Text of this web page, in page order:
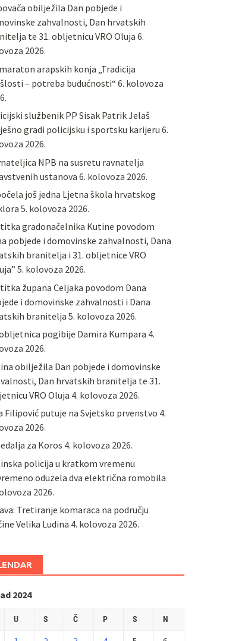
obilježila Dan pobjede i
zahvalnosti, Dan hrvatskih
te 31. obljetnicu VRO Oluja6.
2026.
arapskih konja „Tradicija
– potreba budućnosti“6. kolovoza
službenik PP Sisak Patrik Jelaš
gradi policijsku i sportsku karijeru 6.
2026.
NPB na susretu ravnatelja
ustanova6. kolovoza 2026.
još jedna Ljetna škola hrvatskog
5. kolovoza 2026.
gradonačelnika Kutine povodom
pobjede i domovinske zahvalnosti, Dana
branitelja i 31. obljetnice VRO
5. kolovoza 2026.
župana Celjaka povodom Dana
i domovinske zahvalnosti i Dana
branitelja 5. kolovoza 2026.
pogibije Damira Kumpara 4.
2026.
obilježila Dan pobjede i domovinske
Dan hrvatskih branitelja te 31.
VRO Oluja 4. kolovoza 2026.
Filipović putuje na Svjetsko prvenstvo 4.
2026.
za Koros 4. kolovoza 2026.
policija u kratkom vremenu
oduzela dva električna romobila
2026.
Tretiranje komaraca na području
Velika Ludina 4. kolovoza 2026.
2024
U S Č P S N